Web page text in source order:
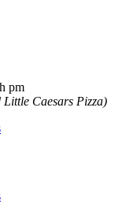
pm
Caesars Pizza)